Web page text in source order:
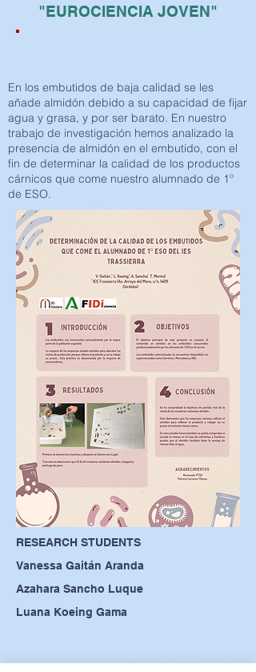
"EUROCIENCIA JOVEN"
En los embutidos de baja calidad se les
añade almidón debido a su capacidad de fijar
agua y grasa, y por ser barato. En nuestro
trabajo de investigación hemos analizado la
presencia de almidón en el embutido, con el
fin de determinar la calidad de los productos
cárnicos que come nuestro alumnado de 1º
de ESO.
RESEARCH STUDENTS
Vanessa Gaitán Aranda
Azahara Sancho Luque
Luana Koeing Gama